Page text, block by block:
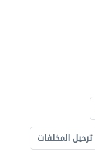
ترحيل المخلفات